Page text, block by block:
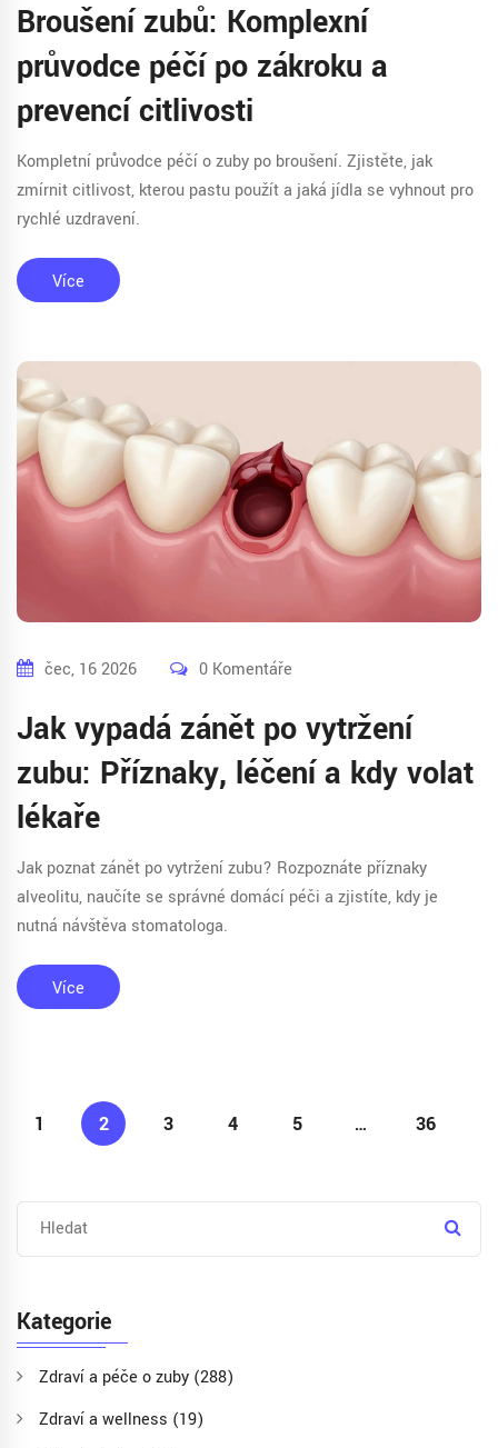
Broušení zubů: Komplexní
průvodce péčí po zákroku a
prevencí citlivosti
Kompletní průvodce péčí o zuby po broušení. Zjistěte, jak
zmírnit citlivost, kterou pastu použít a jaká jídla se vyhnout pro
rychlé uzdravení.
Více
čec, 16 2026 0 Komentáře
Jak vypadá zánět po vytržení
zubu: Příznaky, léčení a kdy volat
lékaře
Jak poznat zánět po vytržení zubu? Rozpoznáte příznaky
alveolitu, naučíte se správné domácí péči a zjistíte, kdy je
nutná návštěva stomatologa.
Více
1 2 3 4 5 … 36
Kategorie
Zdraví a péče o zuby (288)
Zdraví a wellness (19)